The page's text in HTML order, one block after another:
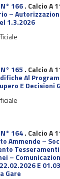
166. Calcio A
–
1.3.2026
165 . Calcio A
Al
E
164. Calcio A
Ammende –
–
E
Gare